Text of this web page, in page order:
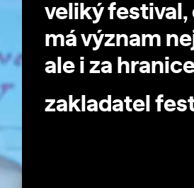
veliký
má význam
ale i za
zakladatel